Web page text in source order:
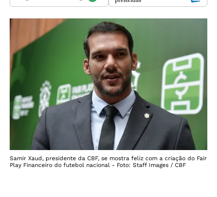
Samir Xaud, presidente da CBF, se mostra feliz com a criação do Fair
Play Financeiro do futebol nacional - Foto: Staff Images / CBF